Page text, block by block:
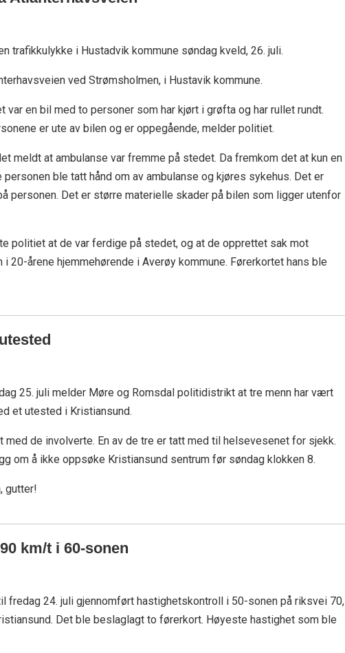
trafikkulykke i Hustadvik kommune søndag kveld, 26. juli.
ved Strømsholmen, i Hustavik kommune.
var en bil med to personer som har kjørt i grøfta og har rullet rundt.
er ute av bilen og er oppegående, melder politiet.
meldt at ambulanse var fremme på stedet. Da fremkom det at kun en
personen ble tatt hånd om av ambulanse og kjøres sykehus. Det er
personen. Det er større materielle skader på bilen som ligger utenfor
politiet at de var ferdige på stedet, og at de opprettet sak mot
i 20-årene hjemmehørende i Averøy kommune. Førerkortet hans ble
25. juli melder Møre og Romsdal politidistrikt at tre menn har vært
et utested i Kristiansund.
de involverte. En av de tre er tatt med til helsevesenet for sjekk.
om å ikke oppsøke Kristiansund sentrum før søndag klokken 8.
gutter!
km/t i 60-sonen
fredag 24. juli gjennomført hastighetskontroll i 50-sonen på riksvei 70,
Det ble beslaglagt to førerkort. Høyeste hastighet som ble